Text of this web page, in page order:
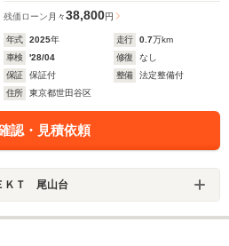
残価ローン 月々38,800円
年式 2025年 走行 0.7万km
車検
'28/04 修復
なし
保証
保証付 整備
法定整備付
住所
東京都世田谷区
認・見積依頼
ＫＴ 尾山台